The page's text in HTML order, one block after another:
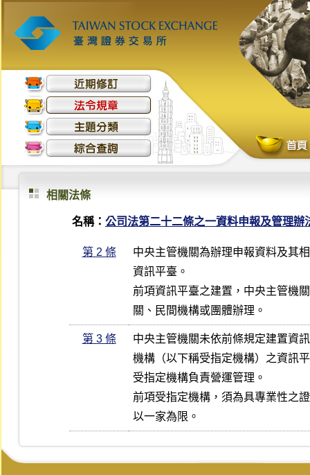
相關法條
名稱： 公司法第二十二條之一資料申報及管理辦
第 2 條
中央主管機關為辦理申報資料及其
資訊平臺。
前項資訊平臺之建置，中央主管機
關、民間機構或團體辦理。
第 3 條
中央主管機關未依前條規定建置資
機構（以下稱受指定機構）之資訊
受指定機構負責營運管理。
前項受指定機構，須為具專業性之
以一家為限。